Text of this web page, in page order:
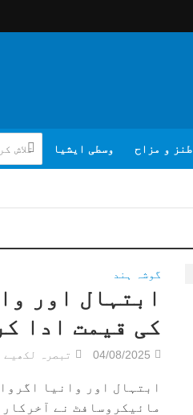
طنز و مزاح وسطی ایشیا
گوشہ ہند
ابتہال اور
کی قیمت ادا
04/08/2025 تبصرہ لکھیے
ابتہال اور وانیا
مائیکروسافٹ نے